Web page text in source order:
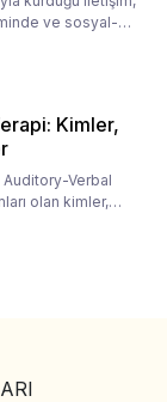
ve sosyal-
Kimler,
Auditory-Verbal
olan kimler,